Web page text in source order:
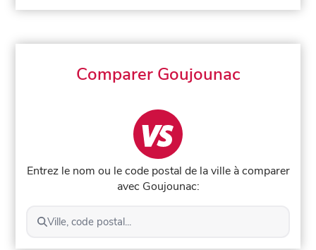
Comparer Goujounac
Entrez le nom ou le code postal de la ville à comparer
avec Goujounac:
Ville, code postal...